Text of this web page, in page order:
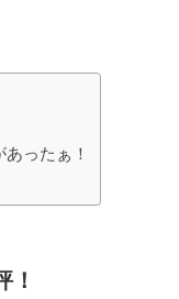
ったぁ！
！